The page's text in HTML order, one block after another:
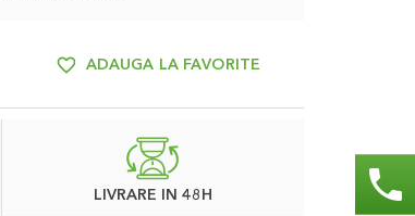
ADAUGA LA FAVORITE
LIVRARE IN 48H phone